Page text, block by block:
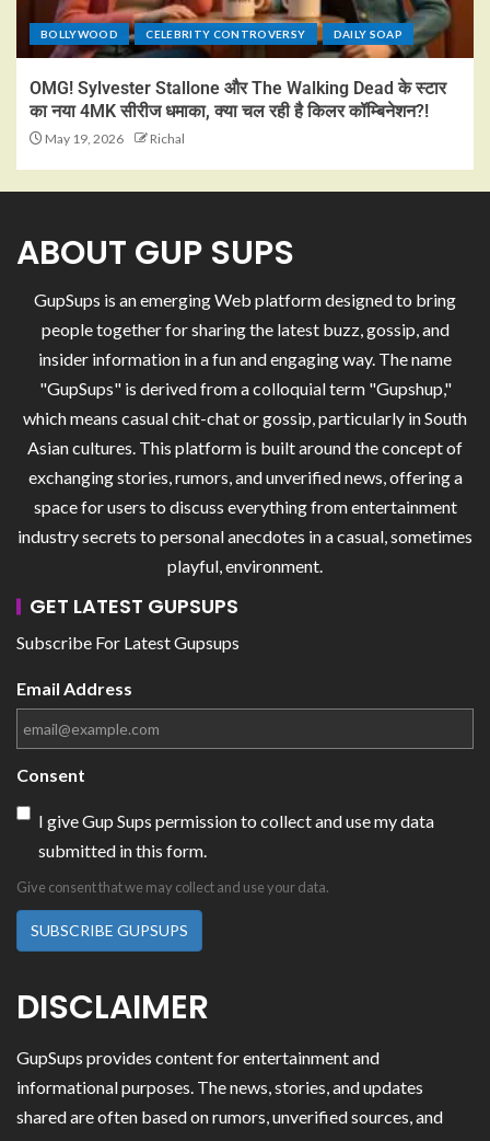
BOLLYWOOD CELEBRITY CONTROVERSY DAILY SOAP
OMG! Sylvester Stallone और The Walking Dead के स्टार
का नया 4MK सीरीज धमाका, क्या चल रही है किलर कॉम्बिनेशन?!
May 19, 2026 Richal
ABOUT GUP SUPS
GupSups is an emerging Web platform designed to bring
people together for sharing the latest buzz, gossip, and
insider information in a fun and engaging way. The name
"GupSups" is derived from a colloquial term "Gupshup,"
which means casual chit-chat or gossip, particularly in South
Asian cultures. This platform is built around the concept of
exchanging stories, rumors, and unverified news, offering a
space for users to discuss everything from entertainment
industry secrets to personal anecdotes in a casual, sometimes
playful, environment.
GET LATEST GUPSUPS
Subscribe For Latest Gupsups
Email Address
Consent
I give Gup Sups permission to collect and use my data
submitted in this form.
Give consent that we may collect and use your data.
SUBSCRIBE GUPSUPS
DISCLAIMER
GupSups provides content for entertainment and
informational purposes. The news, stories, and updates
shared are often based on rumors, unverified sources, and